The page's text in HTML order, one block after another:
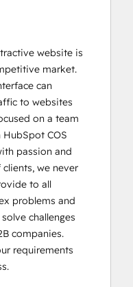
website is
market.
can
to websites
on a team
COS
passion and
we never
to all
problems and
challenges
companies.
requirements